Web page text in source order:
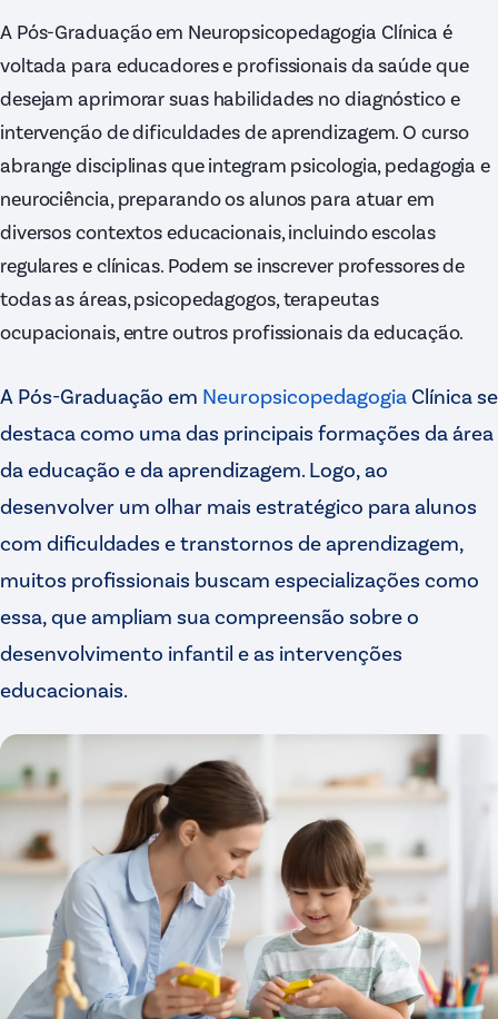
A Pós-Graduação em Neuropsicopedagogia Clínica é
voltada para educadores e profissionais da saúde que
desejam aprimorar suas habilidades no diagnóstico e
intervenção de dificuldades de aprendizagem. O curso
abrange disciplinas que integram psicologia, pedagogia e
neurociência, preparando os alunos para atuar em
diversos contextos educacionais, incluindo escolas
regulares e clínicas. Podem se inscrever professores de
todas as áreas, psicopedagogos, terapeutas
ocupacionais, entre outros profissionais da educação.
A Pós-Graduação em Neuropsicopedagogia Clínica se
destaca como uma das principais formações da área
da educação e da aprendizagem. Logo, ao
desenvolver um olhar mais estratégico para alunos
com dificuldades e transtornos de aprendizagem,
muitos profissionais buscam especializações como
essa, que ampliam sua compreensão sobre o
desenvolvimento infantil e as intervenções
educacionais.